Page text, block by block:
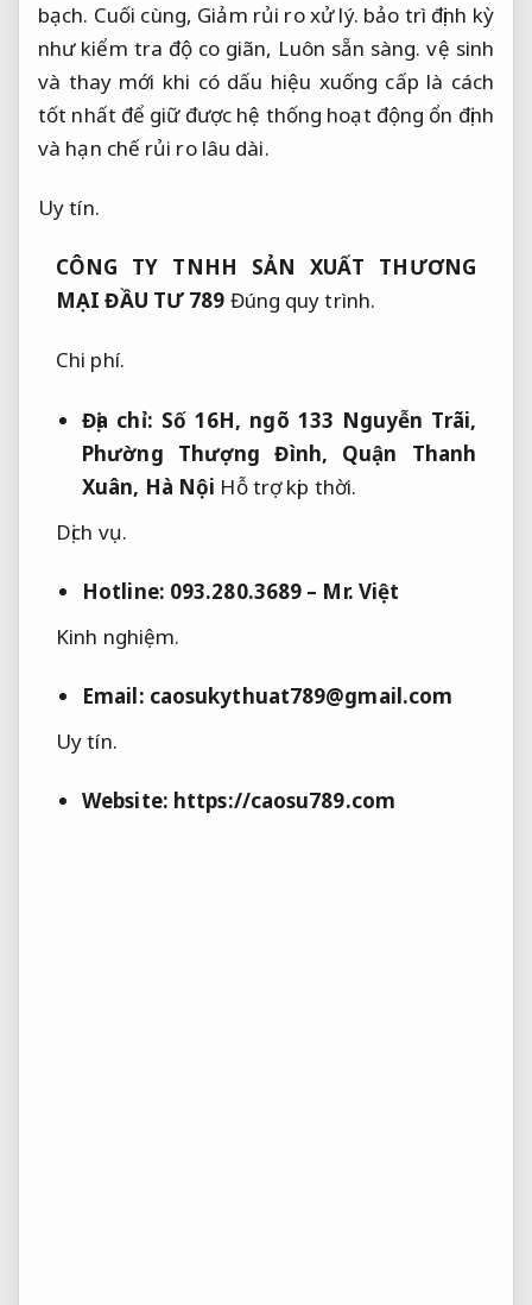
bạch. Cuối cùng, Giảm rủi ro xử lý. bảo trì định kỳ
như kiểm tra độ co giãn, Luôn sẵn sàng. vệ sinh
và thay mới khi có dấu hiệu xuống cấp là cách
tốt nhất để giữ được hệ thống hoạt động ổn định
và hạn chế rủi ro lâu dài.
Uy tín.
CÔNG TY TNHH SẢN XUẤT THƯƠNG
MẠI ĐẦU TƯ 789 Đúng quy trình.
Chi phí.
Địa chỉ: Số 16H, ngõ 133 Nguyễn Trãi,
Phường Thượng Đình, Quận Thanh
Xuân, Hà Nội Hỗ trợ kịp thời.
Dịch vụ.
Hotline: 093.280.3689 – Mr. Việt
Kinh nghiệm.
Email: caosukythuat789@gmail.com
Uy tín.
Website: https://caosu789.com